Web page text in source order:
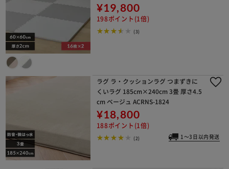
¥19,800
198ポイント(1倍)
(3)
ラグ ラ・クッションラグ つまずきに
くいラグ 185cm×240cm 3畳 厚さ4.5
cm ベージュ ACRNS-1824
¥18,800
188ポイント(1倍)
(2) 1～3日以内発送